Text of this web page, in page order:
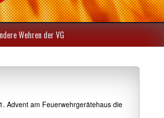
Wehren der VG
Advent am Feuerwehrgerätehaus die